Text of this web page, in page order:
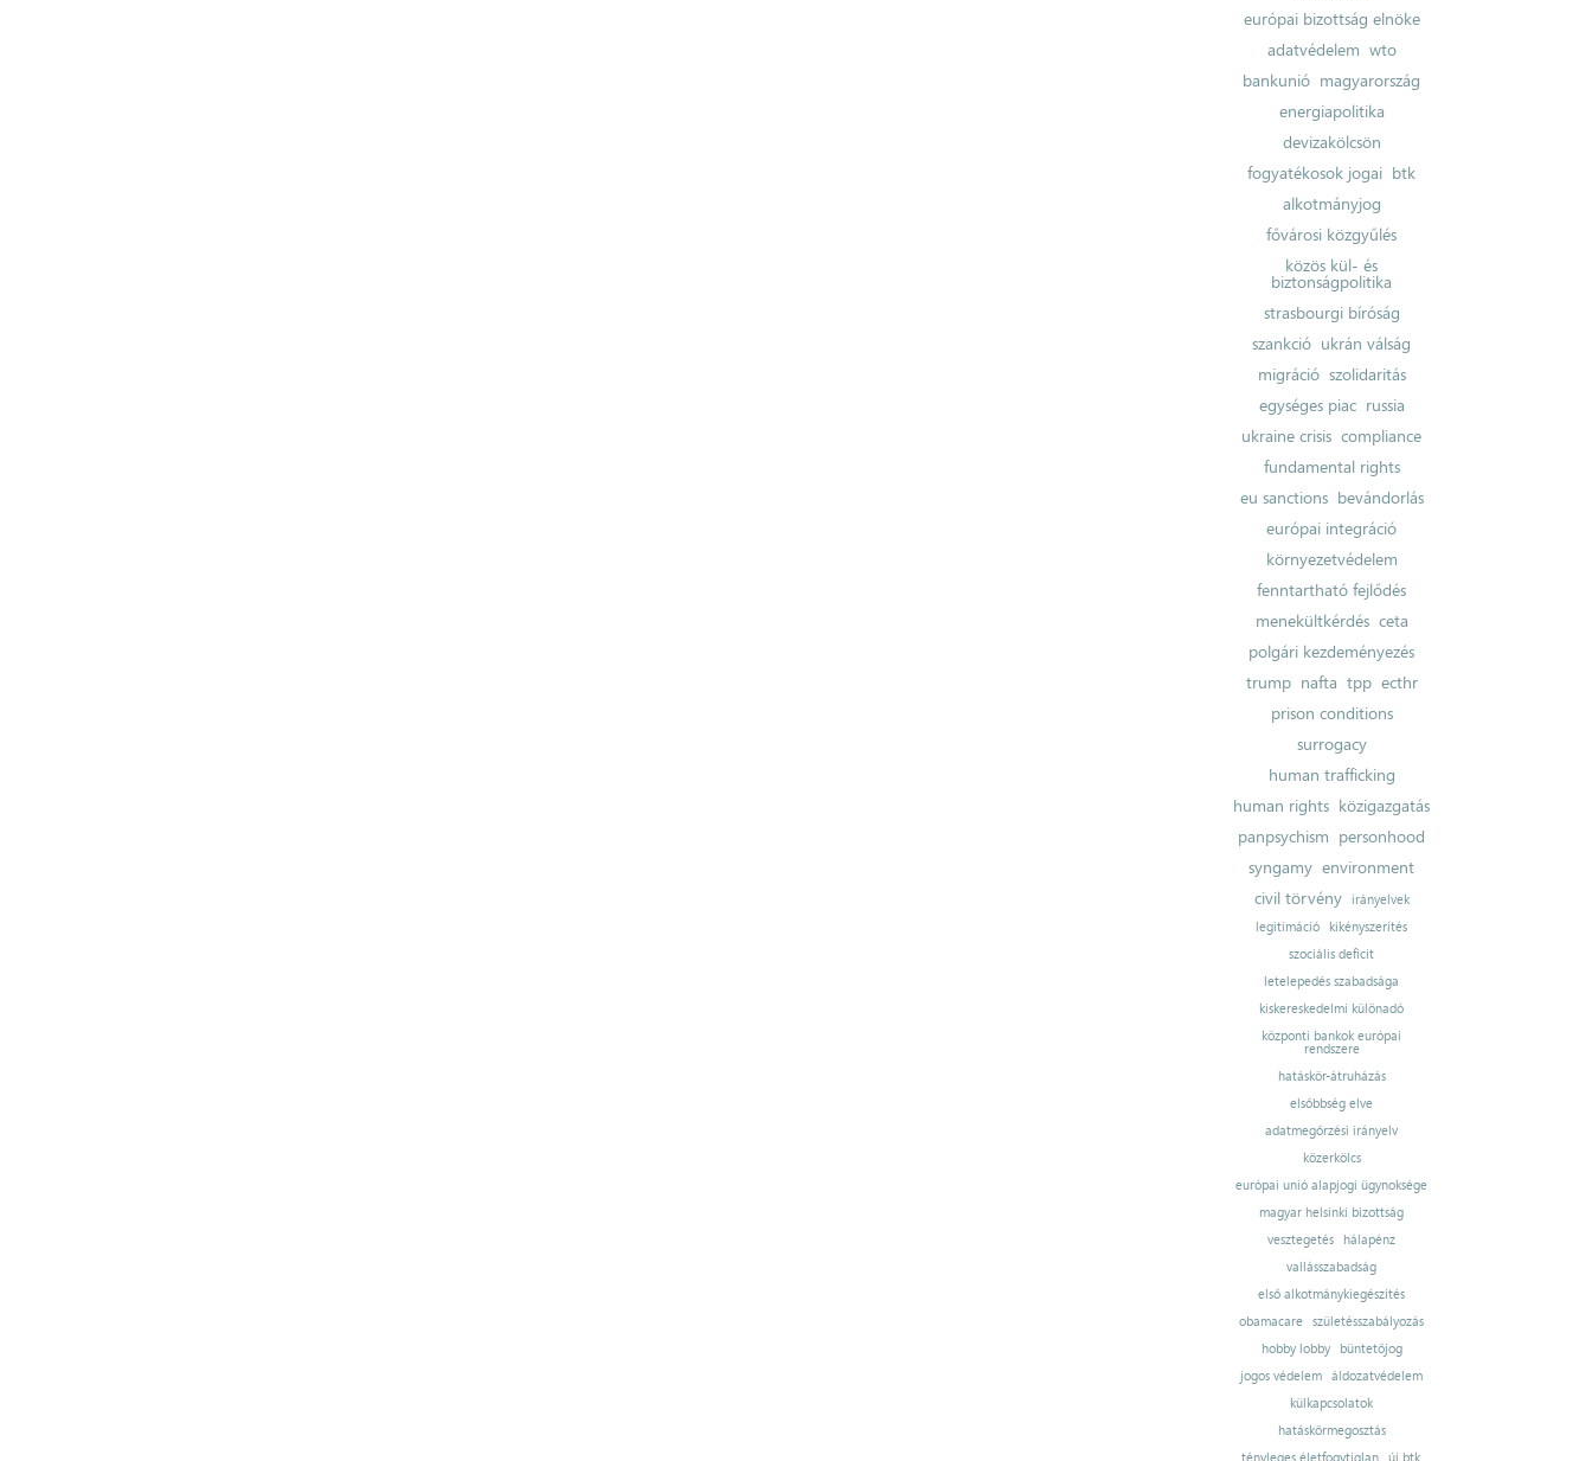
európai bizottság elnöke
adatvédelem wto
bankunió magyarország
energiapolitika
devizakölcsön
fogyatékosok jogai btk
alkotmányjog
fővárosi közgyűlés
közös kül- és
biztonságpolitika
strasbourgi bíróság
szankció ukrán válság
migráció szolidaritás
egységes piac russia
ukraine crisis compliance
fundamental rights
eu sanctions bevándorlás
európai integráció
környezetvédelem
fenntartható fejlődés
menekültkérdés ceta
polgári kezdeményezés
trump nafta tpp ecthr
prison conditions
surrogacy
human trafficking
human rights közigazgatás
panpsychism personhood
syngamy environment
civil törvény
irányelvek
legitimáció
kikényszerítés
szociális deficit
letelepedés szabadsága
kiskereskedelmi különadó
központi bankok európai
rendszere
hatáskör-átruházás
elsőbbség elve
adatmegőrzési irányelv
közerkölcs
európai unió alapjogi ügynoksége
magyar helsinki bizottság
vesztegetés
hálapénz
vallásszabadság
első alkotmánykiegészítés
obamacare
születésszabályozás
hobby lobby
büntetőjog
jogos védelem
áldozatvédelem
külkapcsolatok
hatáskörmegosztás
tényleges életfogytiglan új btk.